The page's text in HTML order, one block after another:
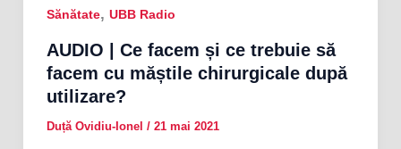
Sănătate, UBB Radio
AUDIO | Ce facem și ce trebuie să
facem cu măștile chirurgicale după
utilizare?
Duță Ovidiu-Ionel / 21 mai 2021